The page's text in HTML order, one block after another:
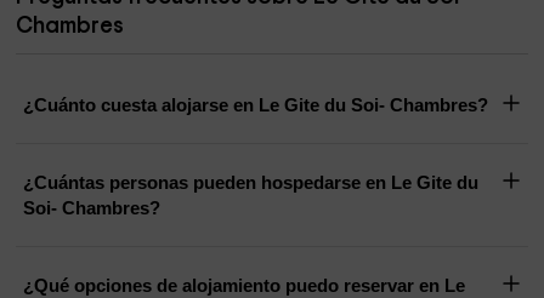
Chambres
¿Cuánto cuesta alojarse en Le Gite du Soi- Chambres?
¿Cuántas personas pueden hospedarse en Le Gite du
Soi- Chambres?
¿Qué opciones de alojamiento puedo reservar en Le